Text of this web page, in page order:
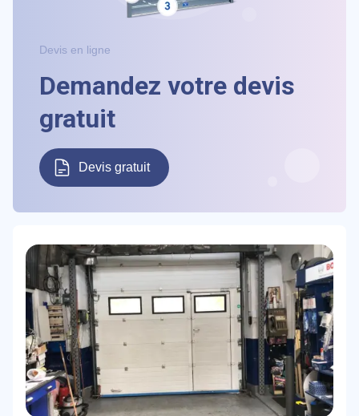
Devis en ligne
Demandez votre devis
gratuit
Devis gratuit